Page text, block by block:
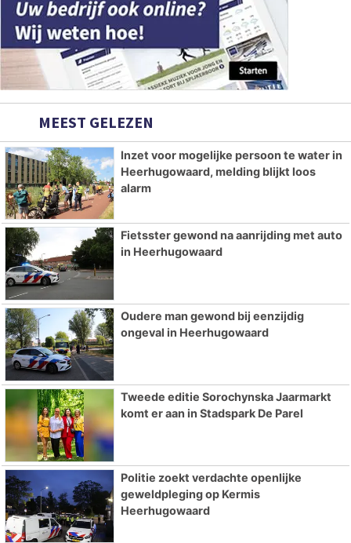
MEEST GELEZEN
Inzet voor mogelijke persoon te water in
Heerhugowaard, melding blijkt loos
alarm
Fietsster gewond na aanrijding met auto
in Heerhugowaard
Oudere man gewond bij eenzijdig
ongeval in Heerhugowaard
Tweede editie Sorochynska Jaarmarkt
komt er aan in Stadspark De Parel
Politie zoekt verdachte openlijke
geweldpleging op Kermis
Heerhugowaard